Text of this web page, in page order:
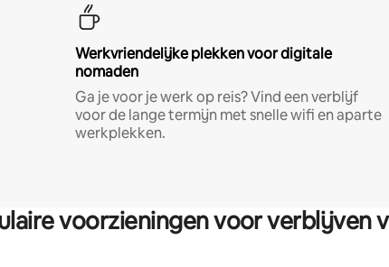
Werkvriendelijke plekken voor digitale
nomaden
Ga je voor je werk op reis? Vind een verblijf
voor de lange termijn met snelle wifi en aparte
werkplekken.
voorzieningen voor verblijven